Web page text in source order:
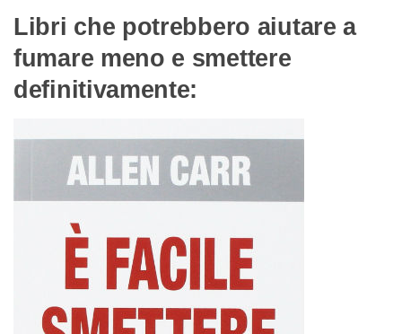
Libri che potrebbero aiutare a
fumare meno e smettere
definitivamente: